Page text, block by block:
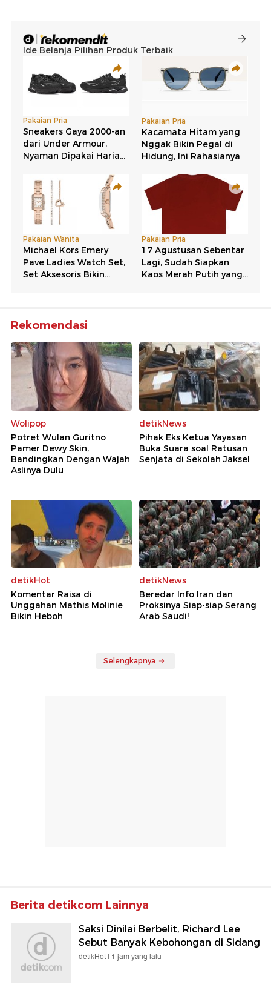
Rekomendasi
Wolipop
Potret Wulan Guritno
Pamer Dewy Skin,
Bandingkan Dengan Wajah
Aslinya Dulu
detikNews
Pihak Eks Ketua Yayasan
Buka Suara soal Ratusan
Senjata di Sekolah Jaksel
detikHot
Komentar Raisa di
Unggahan Mathis Molinie
Bikin Heboh
detikNews
Beredar Info Iran dan
Proksinya Siap-siap Serang
Arab Saudi!
Selengkapnya
Berita detikcom Lainnya
Saksi Dinilai Berbelit, Richard Lee
Sebut Banyak Kebohongan di Sidang
detikHot | 1 jam yang lalu